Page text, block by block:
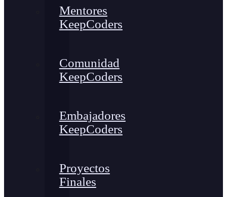
Mentores
KeepCoders
Comunidad
KeepCoders
Embajadores
KeepCoders
Proyectos
Finales